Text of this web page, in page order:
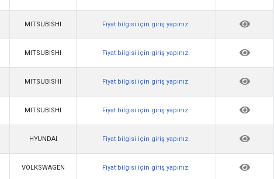
MITSUBISHI Fiyat bilgisi için giriş yapınız.
MITSUBISHI Fiyat bilgisi için giriş yapınız.
MITSUBISHI Fiyat bilgisi için giriş yapınız.
MITSUBISHI Fiyat bilgisi için giriş yapınız.
HYUNDAI Fiyat bilgisi için giriş yapınız.
VOLKSWAGEN Fiyat bilgisi için giriş yapınız.